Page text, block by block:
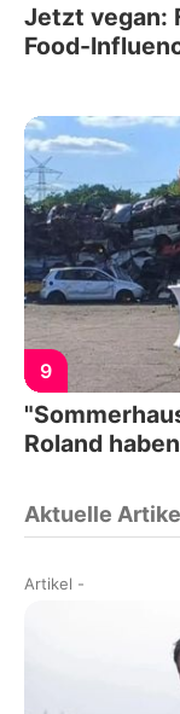
Jetzt vegan:
Food-
9
Roland
Aktuelle
Artikel -